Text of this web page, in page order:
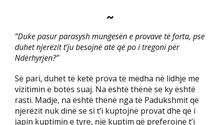
~
“Duke pasur parasysh mungesën e provave të forta, pse
duhet njerëzit t’ju besojnë atë që po i tregoni për
Ndërhyrjen?”
Së pari, duhet të ketë prova të mëdha në lidhje me
vizitimin e botës suaj. Na është thënë se ky është
rasti. Madje, na është thënë nga të Padukshmit që
njerëzit nuk dinë se si t’i kuptojnë provat dhe që i
japin kuptimin e tyre, një kuptim që preferojnë t’i